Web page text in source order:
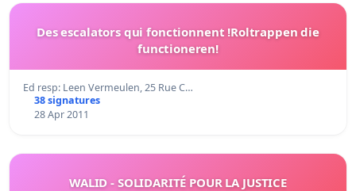
Des escalators qui fonctionnent !Roltrappen die
functioneren!
Ed resp: Leen Vermeulen, 25 Rue C…
38 signatures
28 Apr 2011
WALID - SOLIDARITÉ POUR LA JUSTICE